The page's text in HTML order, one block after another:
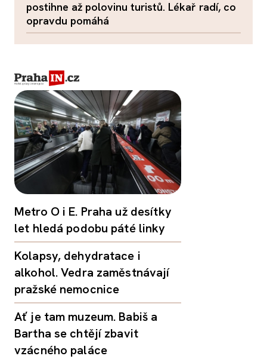
postihne až polovinu turistů. Lékař radí, co
opravdu pomáhá
Metro O i E. Praha už desítky
let hledá podobu páté linky
Kolapsy, dehydratace i
alkohol. Vedra zaměstnávají
pražské nemocnice
Ať je tam muzeum. Babiš a
Bartha se chtějí zbavit
vzácného paláce